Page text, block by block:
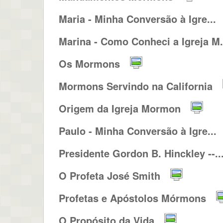
Maria - Minha Conversão à Igre...
Marina - Como Conheci a Igreja
Os Mormons
Mormons Servindo na California
Origem da Igreja Mormon
Paulo - Minha Conversão à Igre...
Presidente Gordon B. Hinckley --
O Profeta José Smith
Profetas e Apóstolos Mórmons